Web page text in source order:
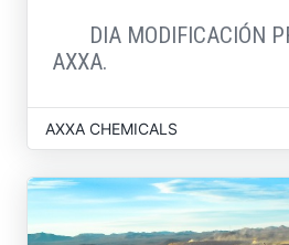
DIA MODIFICACIÓN
AXXA.
AXXA CHEMICALS